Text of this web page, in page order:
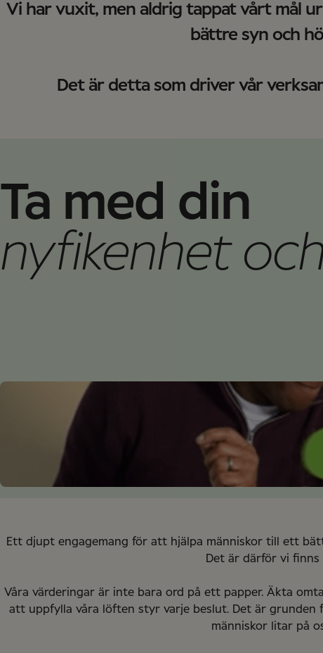
Vi har vuxit, men aldrig tappat vårt mål
bättre syn och
Det är detta som driver vår
Ta med din
nyfikenhet
Ett djupt engagemang för att hjälpa människor till ett
Det är därför vi finns
Våra värderingar är inte bara ord på ett papper. Äkta
att uppfylla våra löften styr varje beslut. Det är
människor litar på